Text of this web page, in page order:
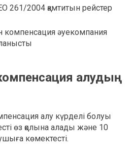
261/2004 қамтитын рейстер
компенсация әуекомпания
алудың
алу күрделі болуы
өз қолына алады және 10
көмектесті.